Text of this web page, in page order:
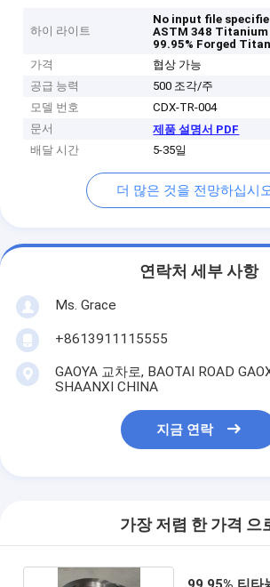
하이 라이트
No input file
ASTM 348 Titanium
99.95% Forged
가격
협상 가능
공급 능력
500 조각/주
모델 번호
CDX-TR-004
문서
제품 설명서 PDF
배달 시간
5-35일
더 많은 것을 전망하십시
연락처 세부 사항
Ms. Grace
+8613911115555
GAOYA 교차로, BAOTAI ROAD
SHAANXI CHINA
지금 연락
가장 저렴 한 가격 으